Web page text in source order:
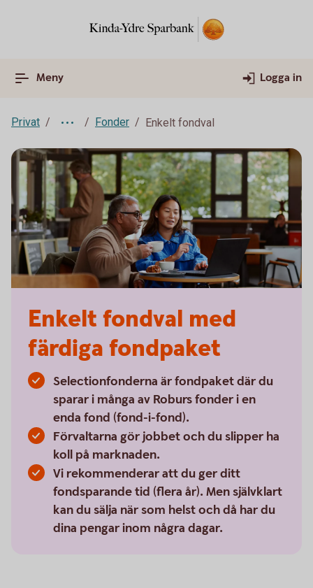
Meny Logga in
Privat Fonder Enkelt fondval
Enkelt fondval med
färdiga fondpaket
Selectionfonderna är fondpaket där du
sparar i många av Roburs fonder i en
enda fond (fond-i-fond).
Förvaltarna gör jobbet och du slipper ha
koll på marknaden.
Vi rekommenderar att du ger ditt
fondsparande tid (flera år). Men självklart
kan du sälja när som helst och då har du
dina pengar inom några dagar.